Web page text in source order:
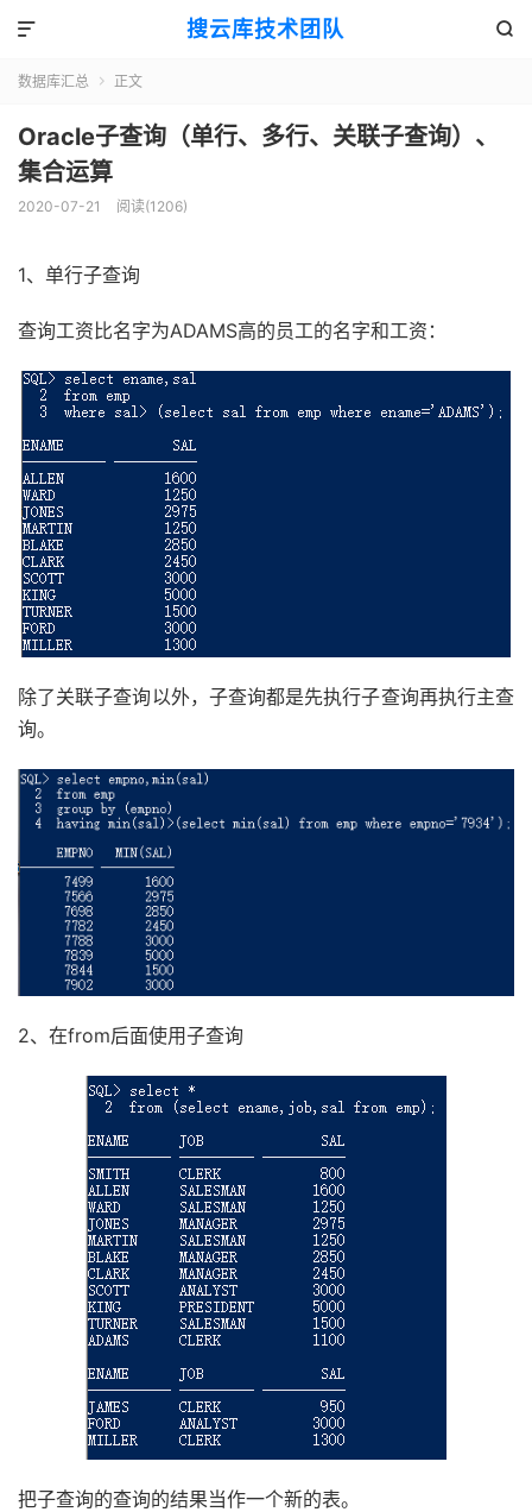
搜云库技术团队 

数据库汇总  正文
Oracle子查询（单行、多行、关联子查询）、
集合运算
2020-07-21 阅读(1206)
1、单行子查询
查询工资比名字为ADAMS高的员工的名字和工资：
除了关联子查询以外，子查询都是先执行子查询再执行主查
询。
2、在from后面使用子查询
把子查询的查询的结果当作一个新的表。